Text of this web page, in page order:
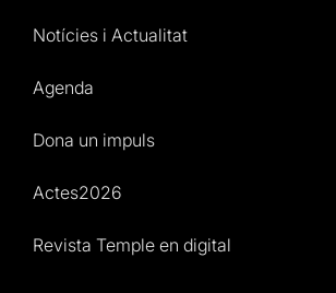
Notícies i Actualitat
Agenda
Dona un impuls
Actes2026
Revista Temple en digital